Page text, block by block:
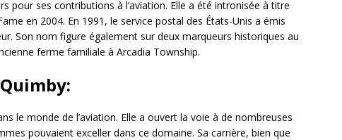
pour ses contributions à l’aviation. Elle a été intronisée à titre
en 2004. En 1991, le service postal des États-Unis a émis
Son nom figure également sur deux marqueurs historiques au
ferme familiale à Arcadia Township.
le monde de l’aviation. Elle a ouvert la voie à de nombreuses
pouvaient exceller dans ce domaine. Sa carrière, bien que